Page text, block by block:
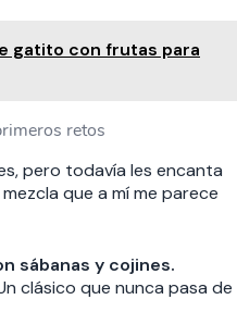
gatito con frutas para
retos
pero todavía les encanta
que a mí me parece
sábanas y cojines.
clásico que nunca pasa de